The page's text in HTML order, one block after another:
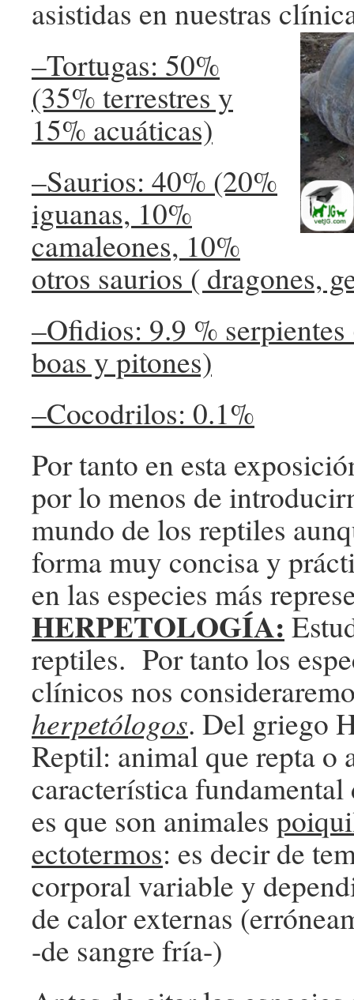
asistidas en nuestras
–Tortugas: 50%
(35% terrestres y
15% acuáticas)
–Saurios: 40% (20%
iguanas, 10%
camaleones, 10%
otros saurios ( dragones,
–Ofidios: 9.9 %
boas y pitones)
–Cocodrilos: 0.1%
Por tanto en esta
por lo menos de
mundo de los reptiles
forma muy concisa y
en las especies más
HERPETOLOGÍA:
reptiles. Por tanto los
clínicos nos
herpetólogos. Del griego
Reptil: animal que repta o
característica
es que son animales
ectotermos: es decir de
corporal variable y
de calor externas
-de sangre fría-)